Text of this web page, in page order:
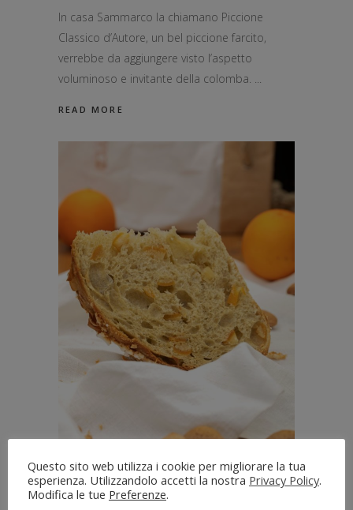
In casa Sammarco la chiamano Piccione
Classico d’Autore, un bel piccione farcito,
verrebbe da aggiungere visto l’aspetto
voluminoso e invitante della colomba.
READ MORE
23 Marzo 2021
REPUBBLICA SAPORI: NÉ
Questo sito web utilizza i cookie per migliorare la tua
esperienza. Utilizzandolo accetti la nostra Privacy Policy.
Modifica le tue Preferenze.